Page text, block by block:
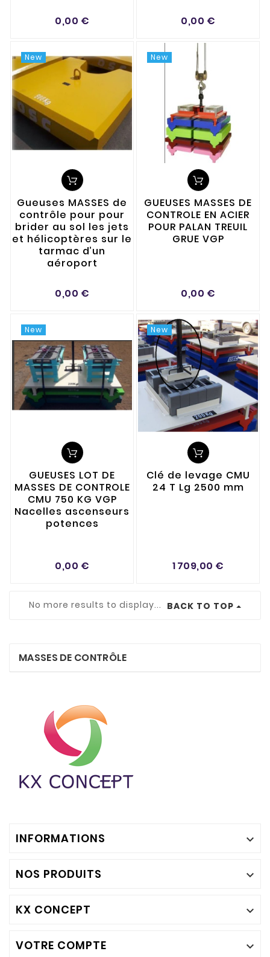
0,00 € 0,00 €
New
Gueuses MASSES de
contrôle pour pour
brider au sol les jets
et hélicoptères sur le
tarmac d’un
aéroport
0,00 €
New
GUEUSES MASSES DE
CONTROLE EN ACIER
POUR PALAN TREUIL
GRUE VGP
0,00 €
New
GUEUSES LOT DE
MASSES DE CONTROLE
CMU 750 KG VGP
Nacelles ascenseurs
potences
0,00 €
New
Clé de levage CMU
24 T Lg 2500 mm
1 709,00 €
No more results to display... BACK TO TOP
MASSES DE CONTRÔLE
INFORMATIONS 
NOS PRODUITS 
KX CONCEPT 
VOTRE COMPTE 